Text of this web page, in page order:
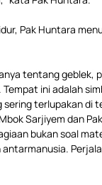
Pak Huntara
tentang geblek,
ini adalah
sering terlupakan di
Sarjiyem dan
bukan soal